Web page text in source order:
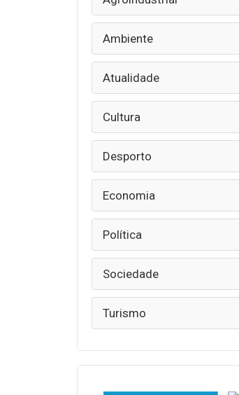
Ambiente
Atualidade
Cultura
Desporto
Economia
Política
Sociedade
Turismo